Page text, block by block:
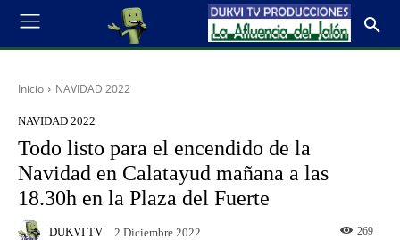
Inicio NAVIDAD 2022
NAVIDAD 2022
Todo listo para el encendido de la
Navidad en Calatayud mañana a las
18.30h en la Plaza del Fuerte
DUKVI TV 2 Diciembre 2022 269